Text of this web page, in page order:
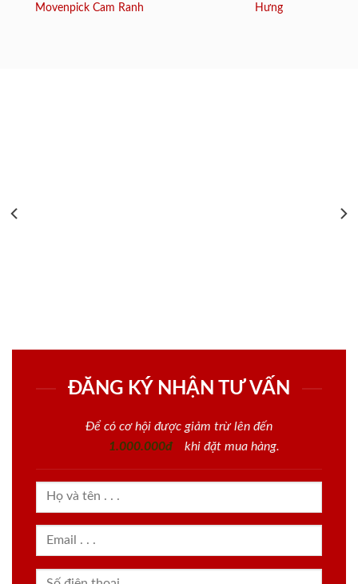
Movenpick Cam Ranh
Hưng
ĐĂNG KÝ NHẬN TƯ VẤN
Để có cơ hội được giảm trừ lên đến
1.000.000đ
khi đặt mua hàng.